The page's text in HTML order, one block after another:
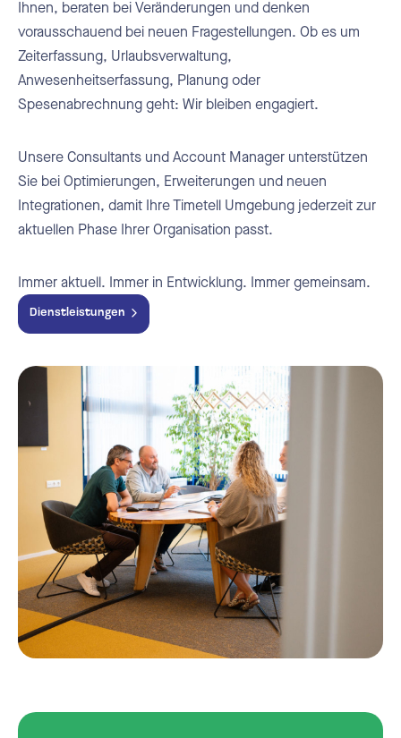
Ihnen, beraten bei Veränderungen und denken
vorausschauend bei neuen Fragestellungen. Ob es um
Zeiterfassung, Urlaubsverwaltung,
Anwesenheitserfassung, Planung oder
Spesenabrechnung geht: Wir bleiben engagiert.
Unsere Consultants und Account Manager unterstützen
Sie bei Optimierungen, Erweiterungen und neuen
Integrationen, damit Ihre Timetell Umgebung jederzeit zur
aktuellen Phase Ihrer Organisation passt.
Immer aktuell. Immer in Entwicklung. Immer gemeinsam.
Dienstleistungen